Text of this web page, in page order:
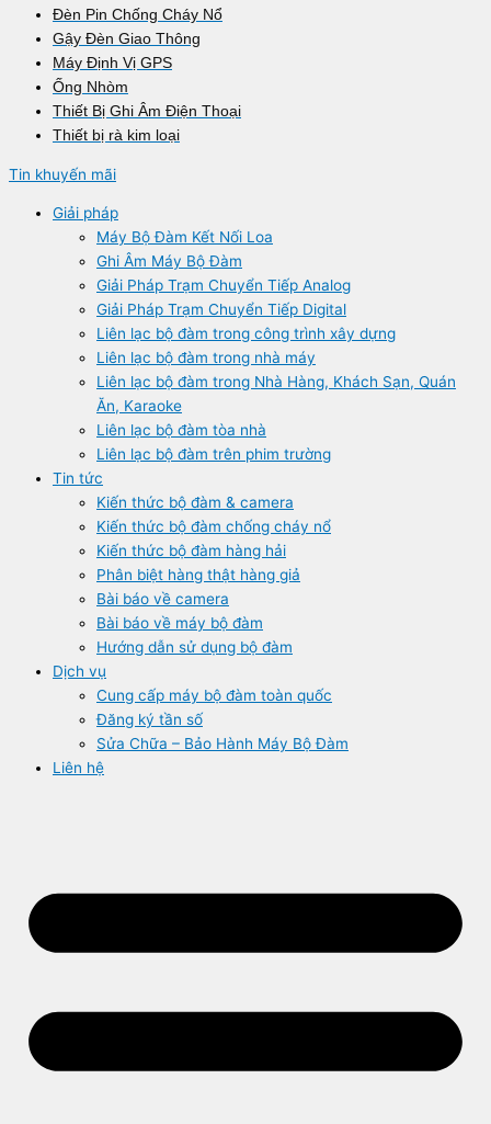
Đèn Pin Chống Cháy Nổ
Gậy Đèn Giao Thông
Máy Định Vị GPS
Ống Nhòm
Thiết Bị Ghi Âm Điện Thoại
Thiết bị rà kim loại
Tin khuyến mãi
Giải pháp
Máy Bộ Đàm Kết Nối Loa
Ghi Âm Máy Bộ Đàm
Giải Pháp Trạm Chuyển Tiếp Analog
Giải Pháp Trạm Chuyển Tiếp Digital
Liên lạc bộ đàm trong công trình xây dựng
Liên lạc bộ đàm trong nhà máy
Liên lạc bộ đàm trong Nhà Hàng, Khách Sạn, Quán
Ăn, Karaoke
Liên lạc bộ đàm tòa nhà
Liên lạc bộ đàm trên phim trường
Tin tức
Kiến thức bộ đàm & camera
Kiến thức bộ đàm chống cháy nổ
Kiến thức bộ đàm hàng hải
Phân biệt hàng thật hàng giả
Bài báo về camera
Bài báo về máy bộ đàm
Hướng dẫn sử dụng bộ đàm
Dịch vụ
Cung cấp máy bộ đàm toàn quốc
Đăng ký tần số
Sửa Chữa – Bảo Hành Máy Bộ Đàm
Liên hệ